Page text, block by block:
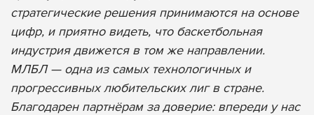
стратегические решения принимаются на основе
цифр, и приятно видеть, что баскетбольная
индустрия движется в том же направлении.
МЛБЛ — одна из самых технологичных и
прогрессивных любительских лиг в стране.
Благодарен партнёрам за доверие: впереди у нас